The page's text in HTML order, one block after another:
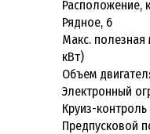
Расположение,
Рядное, 6
Макс. полезная
кВт)
Объем
Электронный
Круиз-контроль
Предпусковой